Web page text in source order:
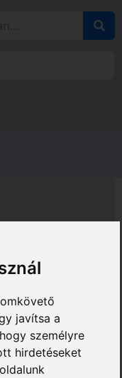
javítsa a
személyre
hirdetéseket